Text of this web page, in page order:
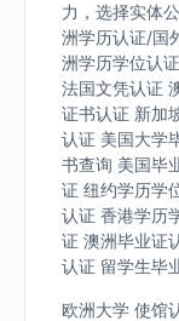
力，选择实体
洲学历认证/国
洲学历学位认
法国文凭认证
证书认证 新加
认证 美国大学
书查询 美国毕
证 纽约学历学
认证 香港学历
证 澳洲毕业证
认证 留学生毕
欧洲大学 使馆